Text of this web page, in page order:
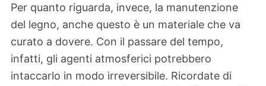
Per quanto riguarda, invece, la manutenzione
del legno, anche questo è un materiale che va
curato a dovere. Con il passare del tempo,
infatti, gli agenti atmosferici potrebbero
intaccarlo in modo irreversibile. Ricordate di